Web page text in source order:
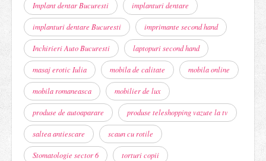
Implant dentar Bucuresti implanturi dentare
implanturi dentare Bucuresti imprimante second hand
Inchirieri Auto Bucuresti laptopuri second hand
masaj erotic Iulia mobila de calitate mobila online
mobila romaneasca mobilier de lux
produse de autoaparare produse teleshopping vazute la tv
saltea antiescare scaun cu rotile
Stomatologie sector 6 torturi copii